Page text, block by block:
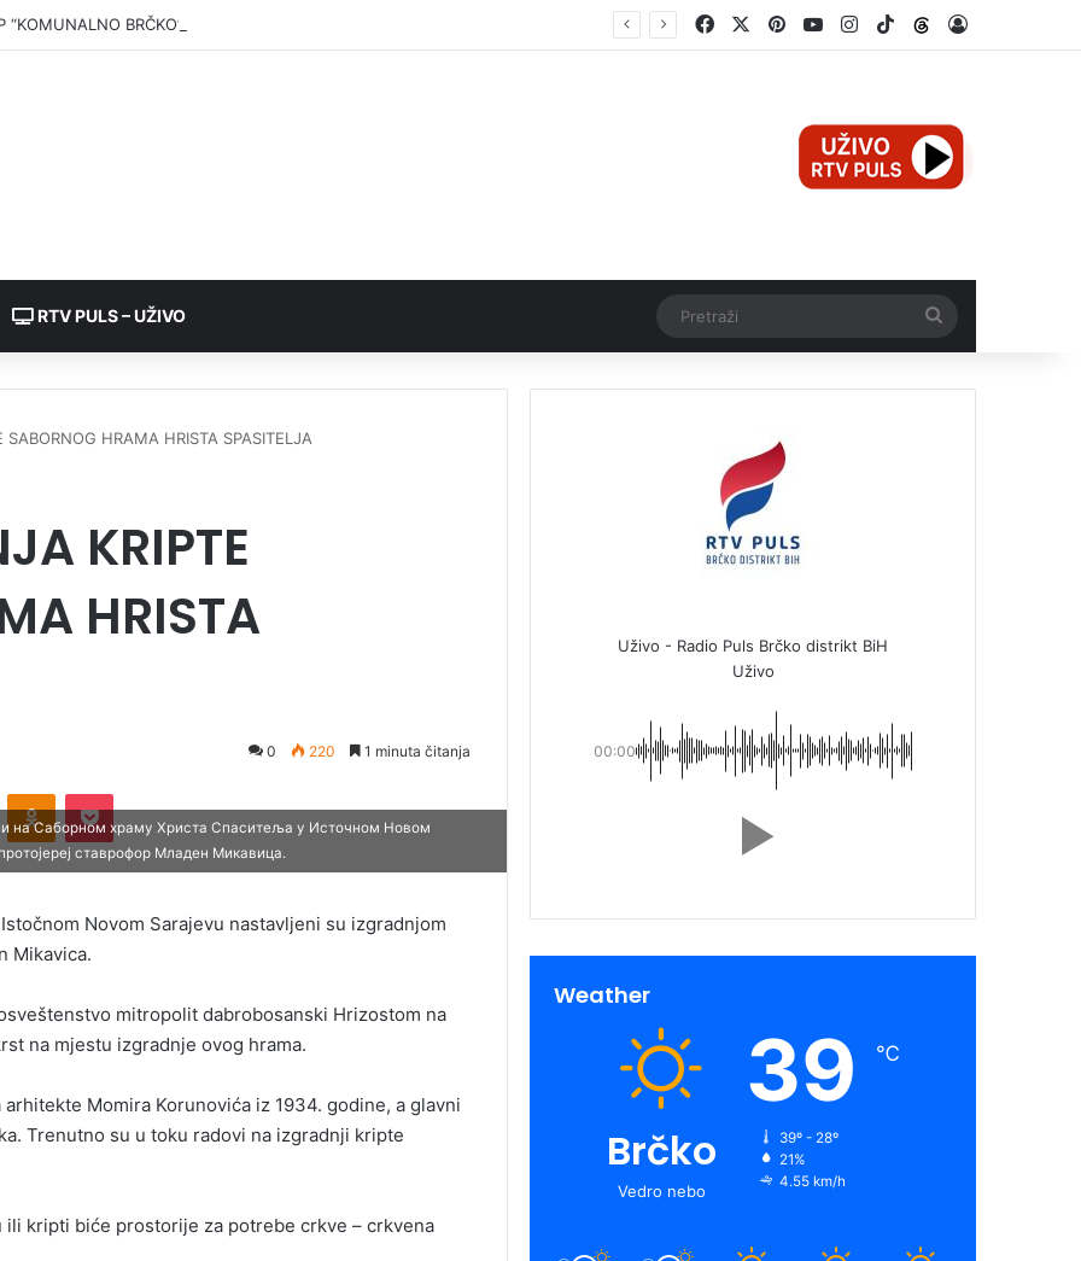
“KOMUNALNO BRČKO”: Voda iz rezervoara Gajevi trenutno nije za piće FacebookPinterestYouTubeInstagram
TikTokThreads
RTV PULS – UŽIVO
HRAMA HRISTA SPASITELJA
KRIPTE
HRISTA
0 220 1 minuta čitanja
Саборном храму Христа Спаситеља у Источном Новом
ставрофор Младен Микавица.
Novom Sarajevu nastavljeni su izgradnjom
Mikavica.
mitropolit dabrobosanski Hrizostom na
na mjestu izgradnje ovog hrama.
Momira Korunovića iz 1934. godine, a glavni
Trenutno su u toku radovi na izgradnji kripte
kripti biće prostorije za potrebe crkve – crkvena
Uživo - Radio Puls Brčko distrikt BiH
Uživo
00:00
Weather
Brčko
Vedro nebo
39 ℃
39º - 28º
21%
4.55 km/h